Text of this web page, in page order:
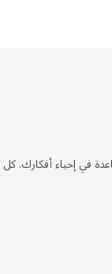
إحياء أفكارك. كل